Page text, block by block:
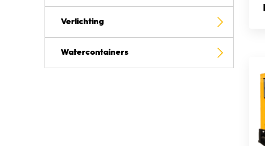
Verlichting
Watercontainers